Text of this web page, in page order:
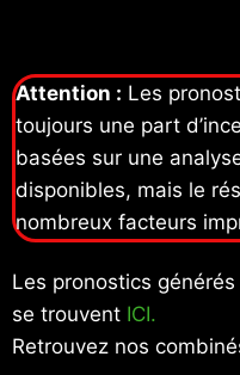
Attention : Les
toujours une part
basées sur une
disponibles, mais le
nombreux facteurs
Les pronostics
se trouvent ICI.
Retrouvez nos